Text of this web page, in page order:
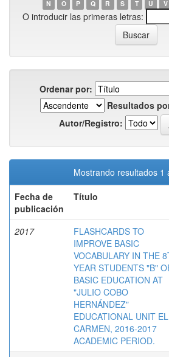
N
O P Q R S T U V
O introducir las primeras letras:
Ordenar por:
Resultados
Autor/Registro:
Mostrando resultados 1
Fecha de
publicación
Título
2017
FLASHCARDS TO
IMPROVE BASIC
VOCABULARY IN THE
YEAR STUDENTS "B"
BASIC EDUCATION AT
"JULIO COBO
HERNÁNDEZ"
EDUCATIONAL UNIT EL
CARMEN, 2016-2017
ACADEMIC PERIOD.